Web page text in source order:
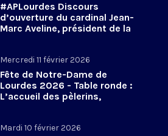
#APLourdes Discours
d’ouverture du cardinal Jean-
Marc Aveline, président de la
Mercredi 11 février 2026
Fête de Notre-Dame de
Lourdes 2026 - Table ronde :
L’accueil des pèlerins,
Mardi 10 février 2026